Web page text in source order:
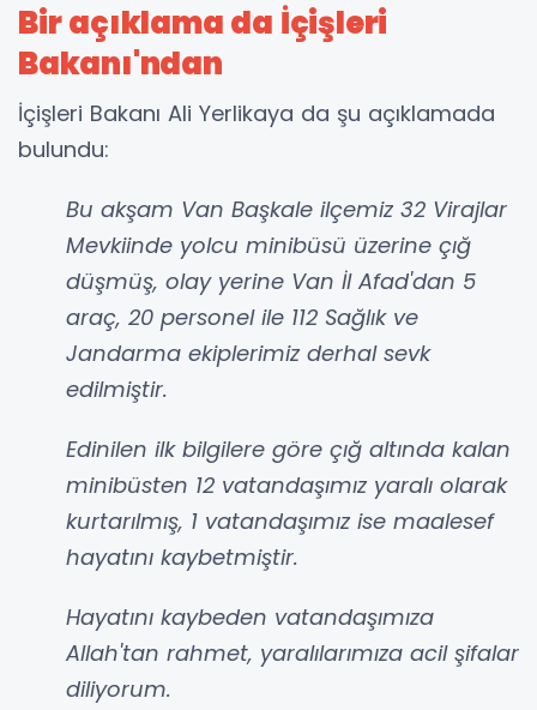
Bir açıklama da İçişleri
Bakanı'ndan
İçişleri Bakanı Ali Yerlikaya da şu açıklamada
bulundu:
Bu akşam Van Başkale ilçemiz 32 Virajlar
Mevkiinde yolcu minibüsü üzerine çığ
düşmüş, olay yerine Van İl Afad'dan 5
araç, 20 personel ile 112 Sağlık ve
Jandarma ekiplerimiz derhal sevk
edilmiştir.
Edinilen ilk bilgilere göre çığ altında kalan
minibüsten 12 vatandaşımız yaralı olarak
kurtarılmış, 1 vatandaşımız ise maalesef
hayatını kaybetmiştir.
Hayatını kaybeden vatandaşımıza
Allah'tan rahmet, yaralılarımıza acil şifalar
diliyorum.